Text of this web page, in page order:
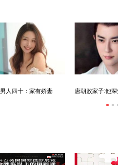
男人四十：家有娇妻